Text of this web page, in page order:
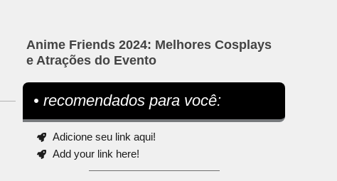
Anime Friends 2024: Melhores Cosplays
e Atrações do Evento
• recomendados para você:
Adicione seu link aqui!
Add your link here!